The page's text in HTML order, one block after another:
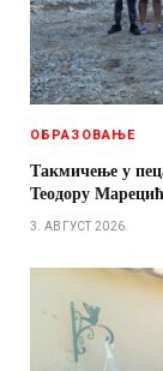
ОБРАЗОВАЊЕ
Такмичење у
Теодору
3. АВГУСТ 2026.